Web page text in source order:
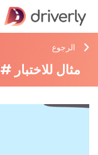
الرجوع
مثال للاختبار #90